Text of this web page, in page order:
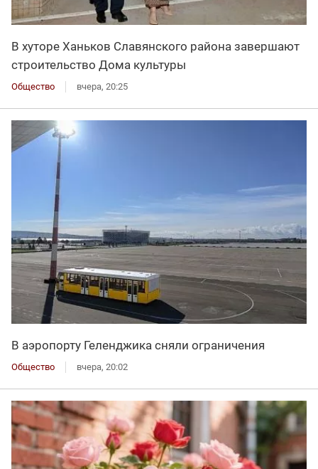
В хуторе Ханьков Славянского района завершают
строительство Дома культуры
Общество вчера, 20:25
В аэропорту Геленджика сняли ограничения
Общество вчера, 20:02